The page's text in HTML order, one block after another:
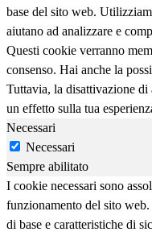
base del sito web.
aiutano ad analizzare e
Questi cookie verranno
consenso. Hai anche la
Tuttavia, la disattivazione
un effetto sulla tua
Necessari
Necessari
Sempre abilitato
I cookie necessari sono
funzionamento del sito
di base e caratteristiche di